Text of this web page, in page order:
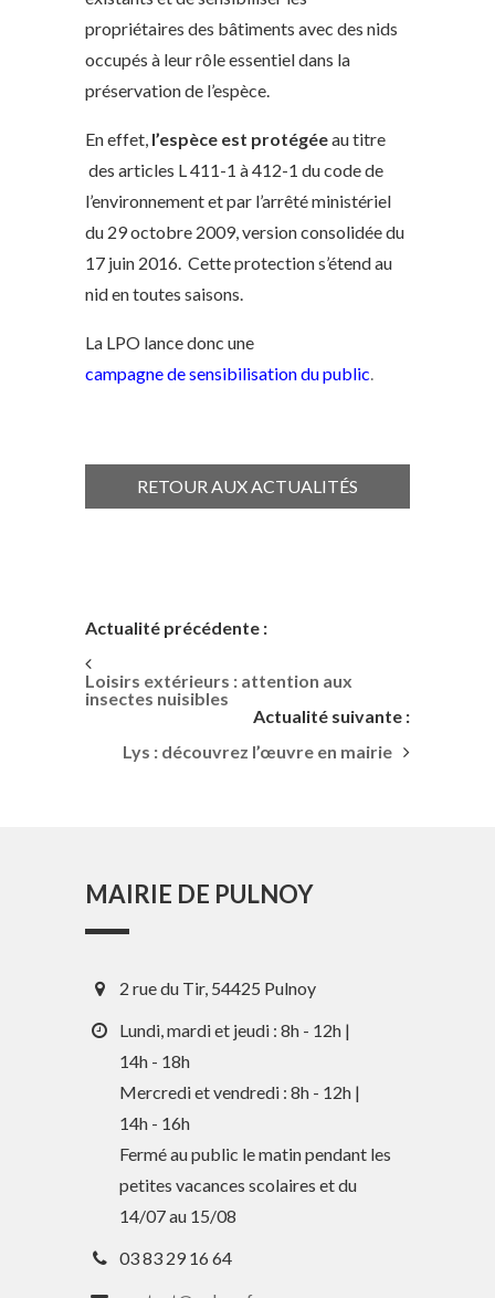
propriétaires des bâtiments avec des nids
occupés à leur rôle essentiel dans la
préservation de l’espèce.
En effet, l’espèce est protégéeau titre
des articles L 411-1 à 412-1 du code de
l’environnement et par l’arrêté ministériel
du 29 octobre 2009, version consolidée du
17 juin 2016. Cette protection s’étend au
nid en toutes saisons.
La LPO lance donc une
campagne de sensibilisation du public.
RETOUR AUX ACTUALITÉS
Actualité précédente :
Loisirs extérieurs : attention aux
insectes nuisibles
Actualité suivante :
Lys : découvrez l’œuvre en mairie
Guide des activités et services
Comptes rendus des Conseils
MAIRIE DE PULNOY
2 rue du Tir, 54425 Pulnoy
Lundi, mardi et jeudi : 8h - 12h |
14h - 18h
Mercredi et vendredi : 8h - 12h |
14h - 16h
Fermé au public le matin pendant les
petites vacances scolaires et du
14/07 au 15/08
03 83 29 16 64